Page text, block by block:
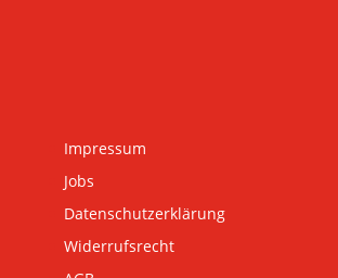
Impressum
Jobs
Datenschutzerklärung
Widerrufsrecht